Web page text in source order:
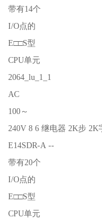
带有14个
I/O点的
E□□S型
CPU单元
2064_lu_1_1
AC
100～
240V 8 6 继电器 2K步 2K
E14SDR-A --
带有20个
I/O点的
E□□S型
CPU单元